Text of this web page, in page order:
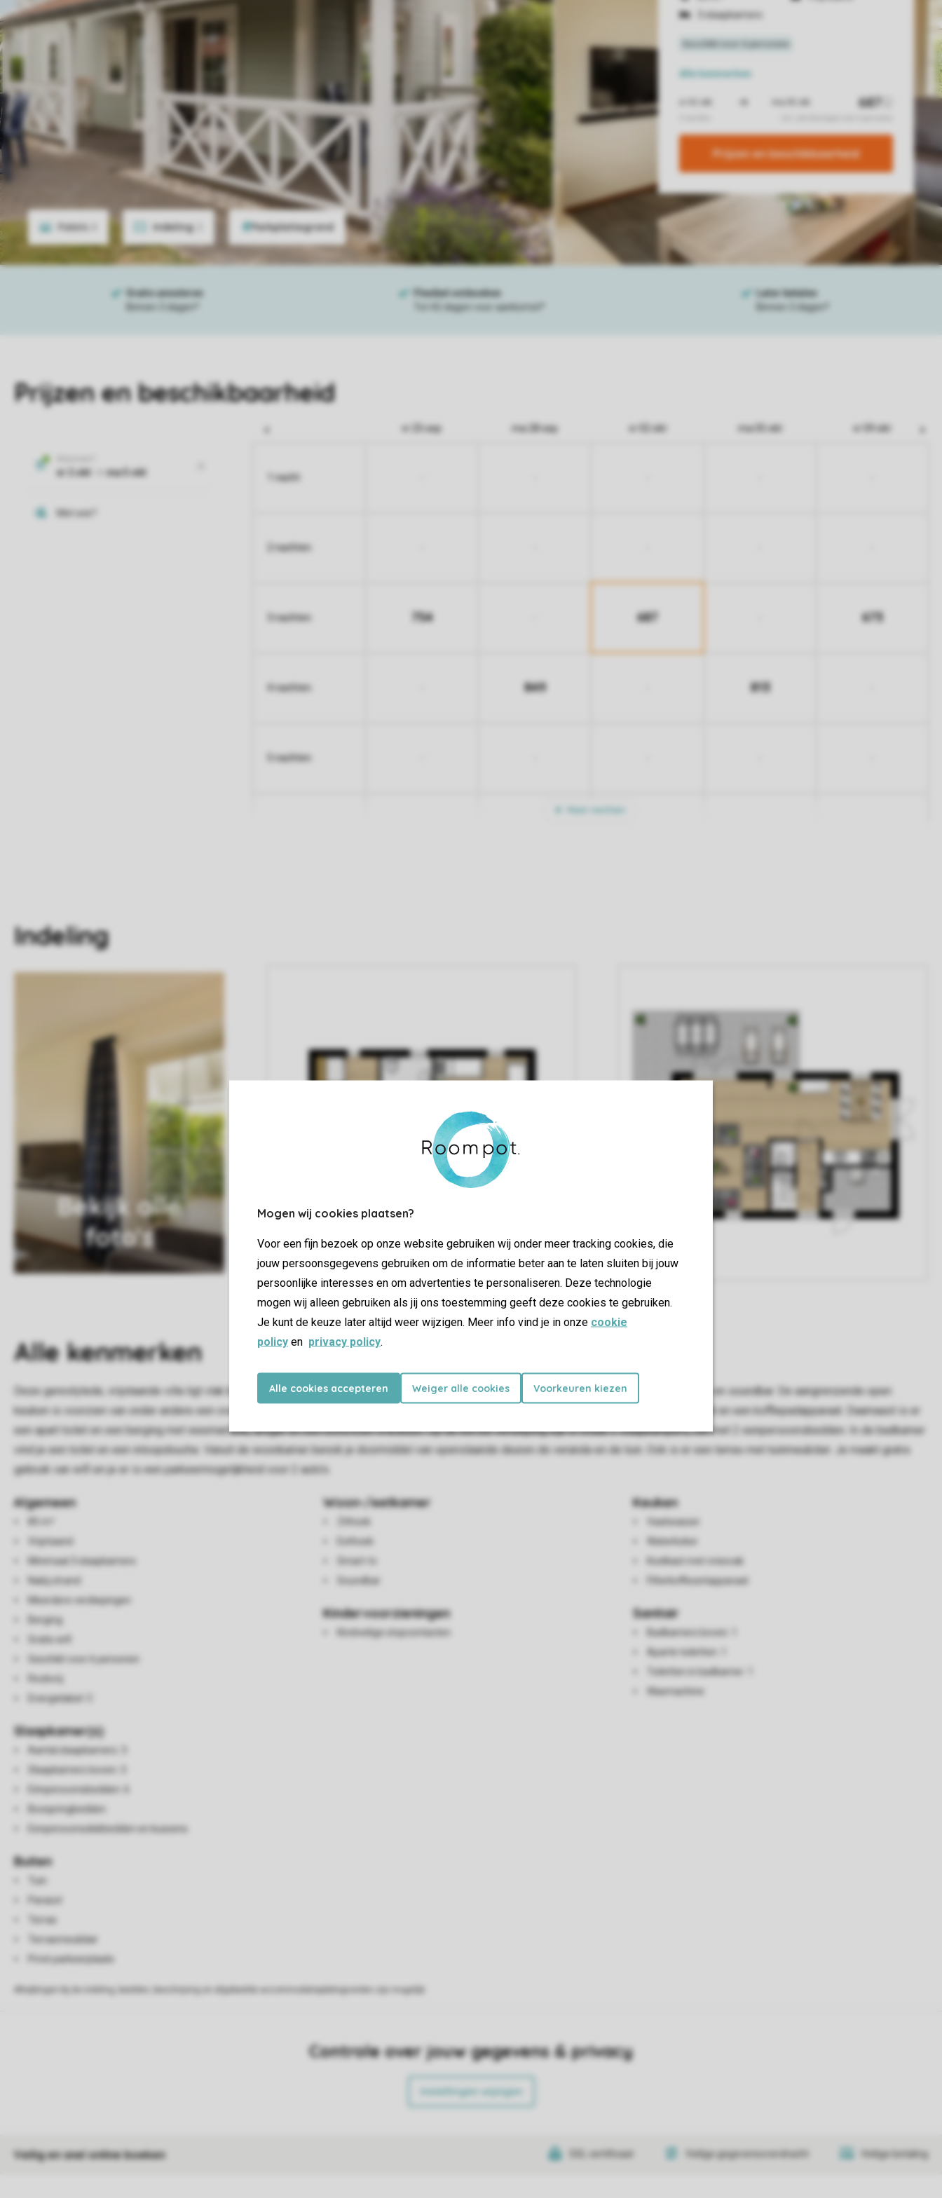
Mogen wij cookies plaatsen?
Voor een fijn bezoek op onze website gebruiken wij onder meer tracking cookies, die
jouw persoonsgegevens gebruiken om de informatie beter aan te laten sluiten bij jouw
persoonlijke interesses en om advertenties te personaliseren. Deze technologie
mogen wij alleen gebruiken als jij ons toestemming geeft deze cookies te gebruiken.
Je kunt de keuze later altijd weer wijzigen. Meer info vind je in onze cookie
policy en privacy policy.
Alle cookies accepteren Weiger alle cookies Voorkeuren kiezen
Foto's Indeling
3 slaapkamers
Alle kenmerken
Prijzen en beschikbaarheid
Prijzen en beschikbaarheid
vr 25 sep ma 28 sep vr 02 okt ma 05 okt vr 09 okt
1 nacht
2 nachten
3 nachten 754 687 673
4 nachten 849 813
5 nachten
Indeling
Bekijk alle
foto's
Allekenmerken
Deze gerestylede, vrijstaande villa ligt vlak bij het strand en is geschikt voor 6 personen. De sfeervolle woonkamer beschikt over een smart-tv en soundbar. De aangrenzende open
keuken is voorzien van onder andere een oven en/of (combi)magnetron, een koelkast met vriesvak, een vaatwasser, een filter koffiezetapparaat en een koffiepadapparaat. Daarnaast is er
een apart toilet en een berging met wasmachine, droger en een extra koel-vrieskast. Op de eerste verdieping zijn in totaal 3 slaapkampers, elk met 2 eenpersoonsbedden. In de badkamer
vind je een toilet en een inloopdouche. Vanuit de woonkamer bereik je doormiddel van openslaande deuren de veranda en de tuin. Ook is er een terras met tuinmeubilair. Je maakt gratis
gebruik van wifi en je er is een parkeermogelijkheid voor 2 auto’s.
Algemeen
Vrijstaand
Minimaal 3 slaapkamers
Nabij strand
Meerdere verdiepingen
Berging
Gratis wifi
Geschikt voor 6 personen
Rookvrij
Energielabel: C
Slaapkamer(s)
Aantal slaapkamers: 3
Slaapkamers boven: 3
Eénpersoonsbedden: 6
Boxspringbedden
Eenpersoonsdekbedden en kussens
Buiten
Tuin
Parasol
Terras
Terrasmeubilair
Privé parkeerplaats
Woon-/eetkamer
Zithoek
Eethoek
Smart-tv
Soundbar
Kindervoorzieningen
Kindveilige stopcontacten
Keuken
Vaatwasser
Waterkoker
Koelkast met vriesvak
Filterkoffiezetapparaat
Sanitair
Badkamers boven: 1
Aparte toiletten: 1
Toiletten in badkamer: 1
Wasmachine
Controle over jouw gegevens & privacy
Instellingen wijzigen
Veilig en snel online boeken SSL certificaat Veilige gegevensoverdracht Veilige betaling